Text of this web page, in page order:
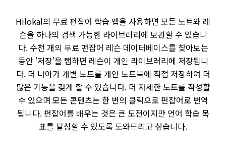
Hilokal의 무료 펀잡어 학습 앱을 사용하면 모든 노트와 레
슨을 하나의 검색 가능한 라이브러리에 보관할 수 있습니
다. 수천 개의 무료 펀잡어 레슨 데이터베이스를 찾아보는
동안 '저장'을 탭하면 레슨이 개인 라이브러리에 저장됩니
다. 더 나아가 개별 노트를 개인 노트북에 직접 저장하여 더
많은 기능을 갖게 할 수 있습니다. 더 자세한 노트를 작성할
수 있으며 모든 콘텐츠는 한 번의 클릭으로 펀잡어로 번역
됩니다. 펀잡어를 배우는 것은 큰 도전이지만 언어 학습 목
표를 달성할 수 있도록 도와드리고 싶습니다.